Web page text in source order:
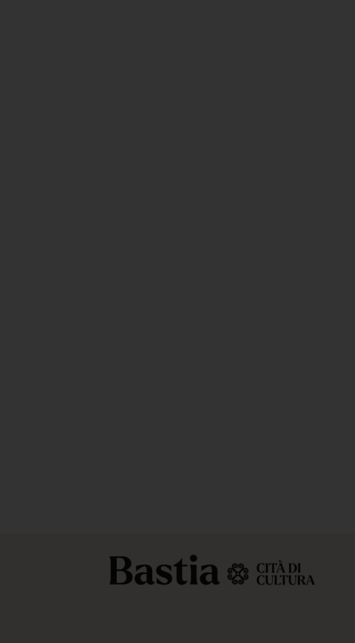
les réglementations. Personnalisez vos préférences pour